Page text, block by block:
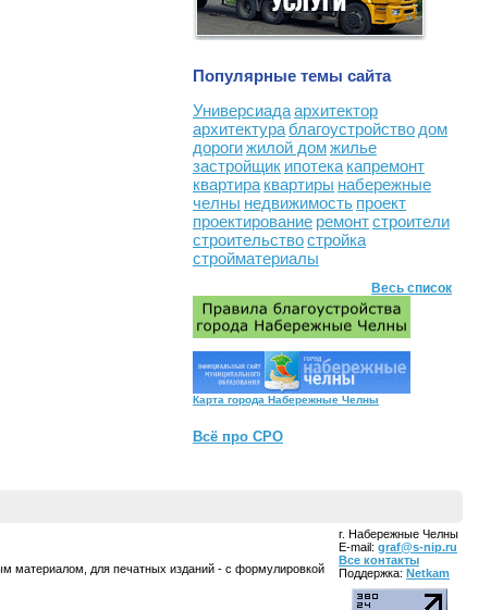
Популярные темы сайта
Универсиадаархитектор
архитектура благоустройство дом
дорогижилой домжилье
застройщик ипотека капремонт
квартира квартиры набережные
челны недвижимость проект
проектирование ремонтстроители
строительствостройка
стройматериалы
Весь список
Карта города Набережные Челны
Всё про СРО
материалом, для печатных изданий - с формулировкой
г. Набережные Челны
E-mail: graf@s-nip.ru
Все контакты
Поддержка: Netkam